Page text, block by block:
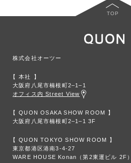
TOP
株式会社オーツー
本社
大阪府八尾市楠根町2‒1‒1
オフィス内 Street View
QUON OSAKA SHOW ROOM
大阪府八尾市楠根町2‒1‒1 3F
QUON TOKYO SHOW ROOM
東京都港区港南3-4-27
WARE HOUSE Konan（第2東運ビル 2F）